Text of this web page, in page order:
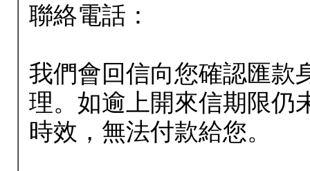
聯絡電話：
我們會回信向您確認匯款
理。如逾上開來信期限仍
時效，無法付款給您。